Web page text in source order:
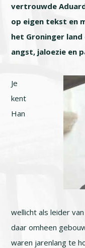
vertrouwde
op eigen tekst en
het Groninger
angst, jaloezie en
Je
kent
Han
wellicht als leider
daar omheen
waren jarenlang te